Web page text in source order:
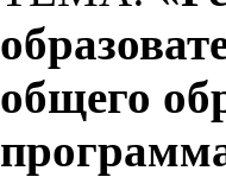
общего